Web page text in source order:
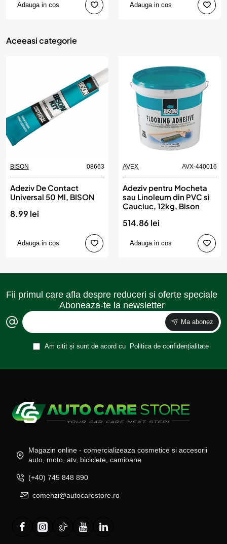
Adauga in cos Adauga in cos
Aceeasi categorie
BISON 08663
Adeziv De Contact
Universal 50 Ml, BISON
8.99 lei
Adauga in cos
AVEX AVX-440016
Adeziv pentru Mocheta
sau Linoleum din PVC si
Cauciuc, 12kg, Bison
514.86 lei
Adauga in cos
Fii primul care afla despre reduceri si oferte speciale
Aboneaza-te la newsletter
Ma abonez
Am citit și sunt de acord cu Politica de confidențialitate
Magazin online - comercializeaza cosmetice si accesorii
auto, moto, atv, biciclete, camioane
(+40) 745 848 890
comenzi@autocarestore.ro